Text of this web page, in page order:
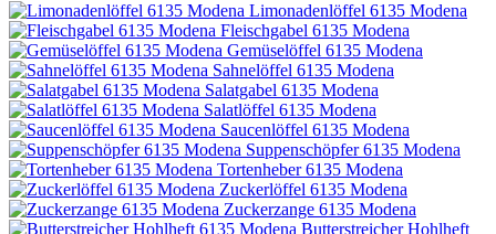
Limonadenlöffel 6135 Modena
Fleischgabel 6135 Modena
Gemüselöffel 6135 Modena
Sahnelöffel 6135 Modena
Salatgabel 6135 Modena
Salatlöffel 6135 Modena
Saucenlöffel 6135 Modena
Suppenschöpfer 6135 Modena
Tortenheber 6135 Modena
Zuckerlöffel 6135 Modena
Zuckerzange 6135 Modena
Butterstreicher Hohlheft